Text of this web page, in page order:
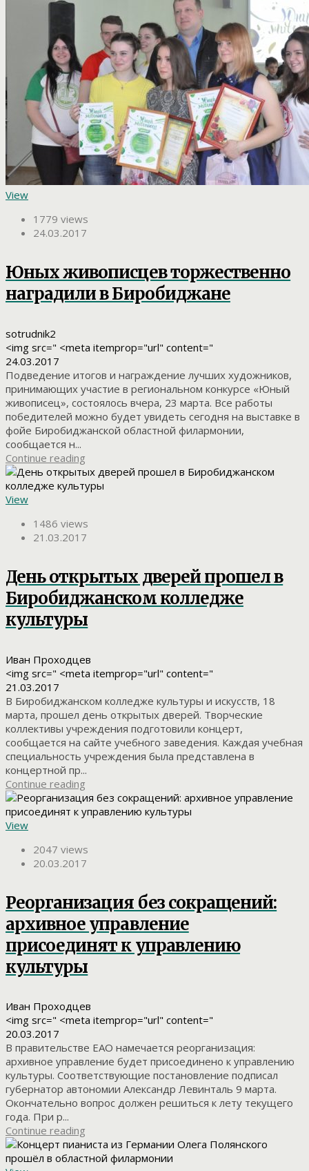
View
1779 views
24.03.2017
Юных живописцев торжественно
наградили в Биробиджане
sotrudnik2
<img src=" <meta itemprop="url" content="
24.03.2017
Подведение итогов и награждение лучших художников,
принимающих участие в региональном конкурсе «Юный
живописец», состоялось вчера, 23 марта. Все работы
победителей можно будет увидеть сегодня на выставке в
фойе Биробиджанской областной филармонии,
сообщается н...
Continue reading
View
1486 views
21.03.2017
День открытых дверей прошел в
Биробиджанском колледже
культуры
Иван Проходцев
<img src=" <meta itemprop="url" content="
21.03.2017
В Биробиджанском колледже культуры и искусств, 18
марта, прошел день открытых дверей. Творческие
коллективы учреждения подготовили концерт,
сообщается на сайте учебного заведения. Каждая учебная
специальность учреждения была представлена в
концертной пр...
Continue reading
View
2047 views
20.03.2017
Реорганизация без сокращений:
архивное управление
присоединят к управлению
культуры
Иван Проходцев
<img src=" <meta itemprop="url" content="
20.03.2017
В правительстве ЕАО намечается реорганизация:
архивное управление будет присоединено к управлению
культуры. Соответствующие постановление подписал
губернатор автономии Александр Левинталь 9 марта.
Окончательно вопрос должен решиться к лету текущего
года. При р...
Continue reading